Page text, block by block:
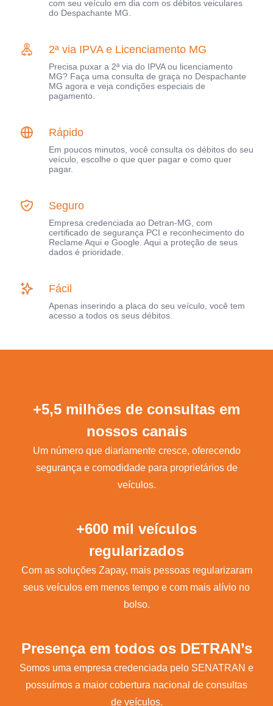
com seu veículo em dia com os débitos veiculares
do Despachante MG.
2ª via IPVA e Licenciamento MG
Precisa puxar a 2ª via do IPVA ou licenciamento
MG? Faça uma consulta de graça no Despachante
MG agora e veja condições especiais de
pagamento.
Rápido
Em poucos minutos, você consulta os débitos do seu
veículo, escolhe o que quer pagar e como quer
pagar.
Seguro
Empresa credenciada ao Detran-MG, com
certificado de segurança PCI e reconhecimento do
Reclame Aqui e Google. Aqui a proteção de seus
dados é prioridade.
Fácil
Apenas inserindo a placa do seu veículo, você tem
acesso a todos os seus débitos.
+5,5 milhões de consultas em
nossos canais
Um número que diariamente cresce, oferecendo
segurança e comodidade para proprietários de
veículos.
+600 mil veículos
regularizados
Com as soluções Zapay, mais pessoas regularizaram
seus veículos em menos tempo e com mais alívio no
bolso.
Presença em todos os DETRAN’s
Somos uma empresa credenciada pelo SENATRAN e
possuímos a maior cobertura nacional de consultas
de veículos.